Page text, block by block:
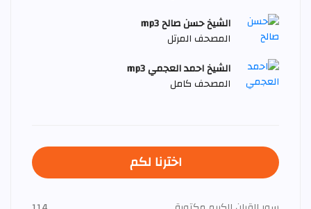
الشيخ حسن صالح mp3
المصحف المرتل
الشيخ احمد العجمي mp3
المصحف كامل
اخترنا لكم